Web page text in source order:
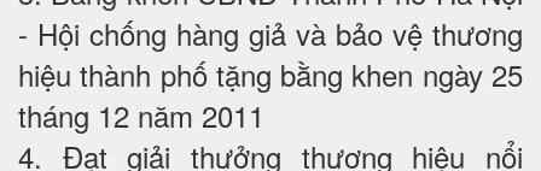
- Hội chống hàng giả và bảo vệ thương
hiệu thành phố tặng bằng khen ngày 25
tháng 12 năm 2011
4. Đạt giải thưởng thương hiệu nổi